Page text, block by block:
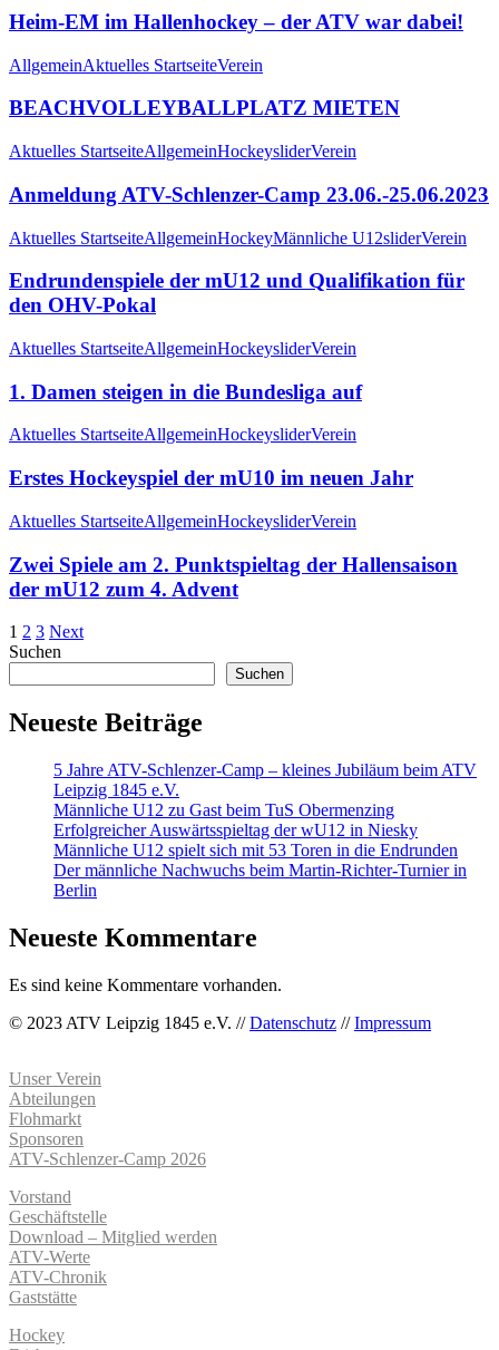
Heim-EM im Hallenhockey – der ATV war dabei!
AllgemeinAktuelles StartseiteVerein
BEACHVOLLEYBALLPLATZ MIETEN
Aktuelles StartseiteAllgemeinHockeysliderVerein
Anmeldung ATV-Schlenzer-Camp 23.06.-25.06.2023
Aktuelles StartseiteAllgemeinHockeyMännliche U12sliderVerein
Endrundenspiele der mU12 und Qualifikation für
den OHV-Pokal
Aktuelles StartseiteAllgemeinHockeysliderVerein
1. Damen steigen in die Bundesliga auf
Aktuelles StartseiteAllgemeinHockeysliderVerein
Erstes Hockeyspiel der mU10 im neuen Jahr
Aktuelles StartseiteAllgemeinHockeysliderVerein
Zwei Spiele am 2. Punktspieltag der Hallensaison
der mU12 zum 4. Advent
1 2 3 Next
Suchen
Suchen
Neueste Beiträge
5 Jahre ATV-Schlenzer-Camp – kleines Jubiläum beim ATV
Leipzig 1845 e.V.
Männliche U12 zu Gast beim TuS Obermenzing
Erfolgreicher Auswärtsspieltag der wU12 in Niesky
Männliche U12 spielt sich mit 53 Toren in die Endrunden
Der männliche Nachwuchs beim Martin-Richter-Turnier in
Berlin
Neueste Kommentare
Es sind keine Kommentare vorhanden.
© 2023 ATV Leipzig 1845 e.V. //Datenschutz //Impressum
Unser Verein
Abteilungen
Flohmarkt
Sponsoren
ATV-Schlenzer-Camp 2026
Vorstand
Geschäftstelle
Download – Mitglied werden
ATV-Werte
ATV-Chronik
Gaststätte
Hockey